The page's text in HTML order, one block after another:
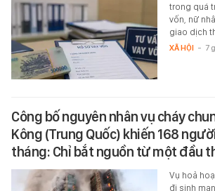
trong quá
vốn, nữ
giao dịch
XÃ HỘI - 7
Công bố nguyên nhân vụ cháy
Kông (Trung Quốc) khiến 168
tháng: Chỉ bắt nguồn từ một đầu
Vụ hoả
đi sinh